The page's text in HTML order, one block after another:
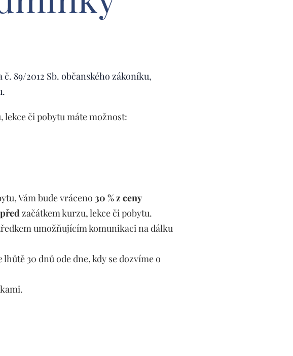
89/2012 Sb. občanského zákoníku,
lekce či pobytu máte možnost:
Vám bude vráceno 30 % z ceny
začátkem kurzu, lekce či pobytu.
umožňujícím komunikaci na dálku
30 dnů ode dne, kdy se dozvíme o